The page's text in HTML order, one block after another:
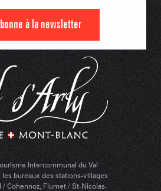
Intercommunal du Val
bureaux des stations-villages
/ Cohennoz, Flumet / St-Nicolas-
à la newsletter